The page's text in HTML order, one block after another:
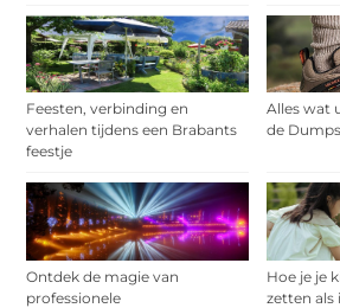
Feesten, verbinding en
verhalen tijdens een Brabants
feestje
Alles wat
de
Ontdek de magie van
professionele
Hoe je je
zetten als